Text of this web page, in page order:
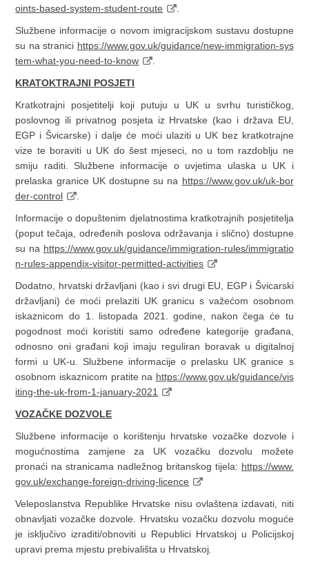
oints-based-system-student-route
Službene informacije o novom imigracijskom sustavu dostupne
su na stranici https://www.gov.uk/guidance/new-immigration-sys
tem-what-you-need-to-know
KRATOKTRAJNI POSJETI
Kratkotrajni posjetitelji koji putuju u UK u svrhu turističkog,
poslovnog ili privatnog posjeta iz Hrvatske (kao i država EU,
EGP i Švicarske) i dalje će moći ulaziti u UK bez kratkotrajne
vize te boraviti u UK do šest mjeseci, no u tom razdoblju ne
smiju raditi. Službene informacije o uvjetima ulaska u UK i
prelaska granice UK dostupne su na https://www.gov.uk/uk-bor
der-control
Informacije o dopuštenim djelatnostima kratkotrajnih posjetitelja
(poput tečaja, određenih poslova održavanja i slično) dostupne
su na https://www.gov.uk/guidance/immigration-rules/immigratio
n-rules-appendix-visitor-permitted-activities
Dodatno, hrvatski državljani (kao i svi drugi EU, EGP i Švicarski
državljani) će moći prelaziti UK granicu s važećom osobnom
iskaznicom do 1. listopada 2021. godine, nakon čega će tu
pogodnost moći koristiti samo određene kategorije građana,
odnosno oni građani koji imaju reguliran boravak u digitalnoj
formi u UK-u. Službene informacije o prelasku UK granice s
osobnom iskaznicom pratite na https://www.gov.uk/guidance/vis
iting-the-uk-from-1-january-2021
VOZAČKE DOZVOLE
Službene informacije o korištenju hrvatske vozačke dozvole i
mogućnostima zamjene za UK vozačku dozvolu možete
pronaći na stranicama nadležnog britanskog tijela: https://www.
gov.uk/exchange-foreign-driving-licence
Veleposlanstva Republike Hrvatske nisu ovlaštena izdavati, niti
obnavljati vozačke dozvole. Hrvatsku vozačku dozvolu moguće
je isključivo izraditi/obnoviti u Republici Hrvatskoj u Policijskoj
upravi prema mjestu prebivališta u Hrvatskoj.